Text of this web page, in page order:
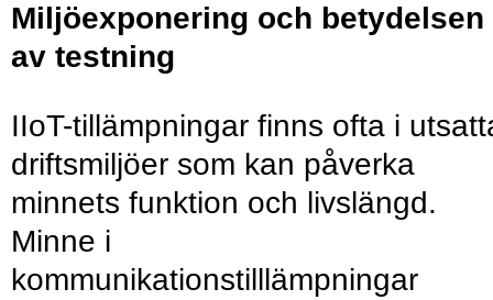
Miljöexponering och betydelsen
av testning
IIoT-tillämpningar finns ofta i
driftsmiljöer som kan påverka
minnets funktion och livslängd.
Minne i
kommunikationstilllämpningar